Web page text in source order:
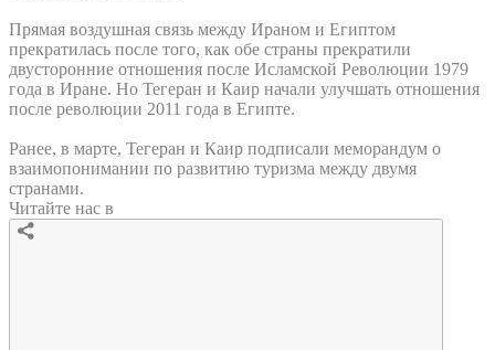
Прямая воздушная связь между Ираном и Египтом
прекратилась после того, как обе страны прекратили
двусторонние отношения после Исламской Революции 1979
года в Иране. Но Тегеран и Каир начали улучшать отношения
после революции 2011 года в Египте.
Ранее, в марте, Тегеран и Каир подписали меморандум о
взаимопонимании по развитию туризма между двумя
странами.
Читайте нас в